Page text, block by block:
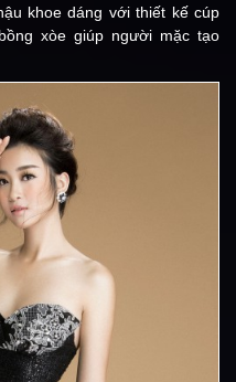
khoe dáng với thiết kế cúp
xòe giúp người mặc tạo